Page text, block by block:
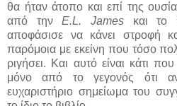
θα ήταν άτοπο και επί της
από τηνE.L. James και το
αποφάσισε να κάνει στροφή
παρόμοια με εκείνη που τόσο
ριγήσει. Και αυτό είναι κάτι που
μόνο από το γεγονός ότι
ευχαριστήριο σημείωμα του